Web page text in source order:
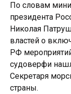
По словам
президента
Николая
властей о
РФ
судоверфи
Секретаря
страны.